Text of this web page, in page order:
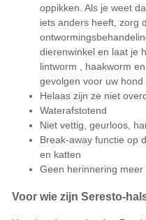
oppikken. Als je weet
iets anders heeft, zorg
dierenwinkel en laat je
lintworm
haakworm
gevolgen voor uw hond
Helaas zijn ze niet
Waterafstotend
Niet vettig, geurloos,
Break-away functie op
en katten
Geen herinnering
Voor wie zijn Seresto-